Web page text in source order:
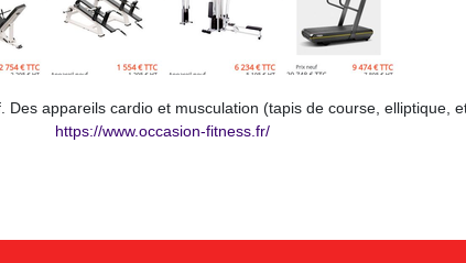
appareils cardio et musculation (tapis de course, elliptique,
https://www.occasion-fitness.fr/